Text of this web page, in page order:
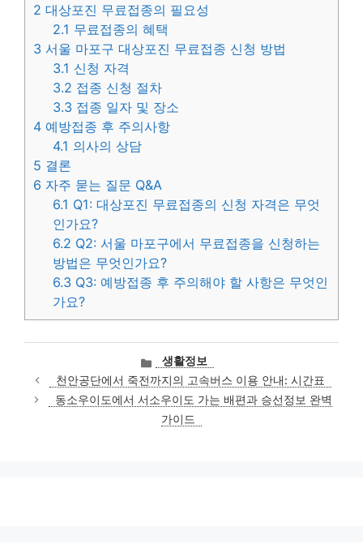
2 대상포진 무료접종의 필요성
2.1 무료접종의 혜택
3 서울 마포구 대상포진 무료접종 신청 방법
3.1 신청 자격
3.2 접종 신청 절차
3.3 접종 일자 및 장소
4 예방접종 후 주의사항
4.1 의사의 상담
5 결론
6 자주 묻는 질문 Q&A
6.1 Q1: 대상포진 무료접종의 신청 자격은 무엇
인가요?
6.2 Q2: 서울 마포구에서 무료접종을 신청하는
방법은 무엇인가요?
6.3 Q3: 예방접종 후 주의해야 할 사항은 무엇인
가요?
카
테
고
리
생활정보
천안공단에서 죽전까지의 고속버스 이용 안내: 시간표
동소우이도에서 서소우이도 가는 배편과 승선정보 완벽
가이드